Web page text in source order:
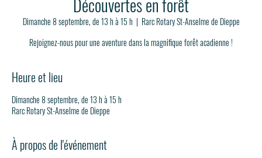
Découvertes en forêt
Dimanche 8 septembre, de 13 h à 15 h
  |
Rarc Rotary St-Anselme de Dieppe
Rejoignez-nous pour une aventure dans la magnifique forêt acadienne !
Heure et lieu
Dimanche 8 septembre, de 13 h à 15 h
Rarc Rotary St-Anselme de Dieppe
À propos de l'événement